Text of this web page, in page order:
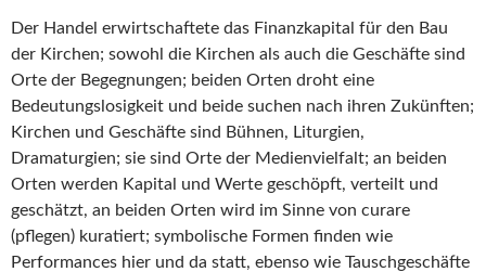
Der Handel erwirtschaftete das Finanzkapital für den Bau
der Kirchen; sowohl die Kirchen als auch die Geschäfte sind
Orte der Begegnungen; beiden Orten droht eine
Bedeutungslosigkeit und beide suchen nach ihren Zukünften;
Kirchen und Geschäfte sind Bühnen, Liturgien,
Dramaturgien; sie sind Orte der Medienvielfalt; an beiden
Orten werden Kapital und Werte geschöpft, verteilt und
geschätzt, an beiden Orten wird im Sinne von curare
(pflegen) kuratiert; symbolische Formen finden wie
Performances hier und da statt, ebenso wie Tauschgeschäfte